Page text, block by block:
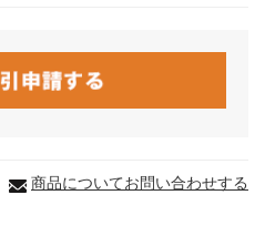
商品についてお問い合わせする